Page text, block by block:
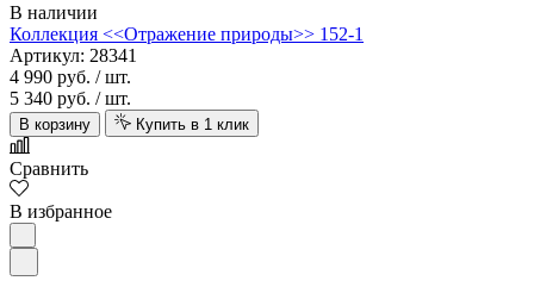
В наличии
Коллекция <<Отражение природы>> 152-1
Артикул: 28341
4 990 руб. / шт.
5 340 руб. / шт.
В корзину Купить в 1 клик
Сравнить
В избранное